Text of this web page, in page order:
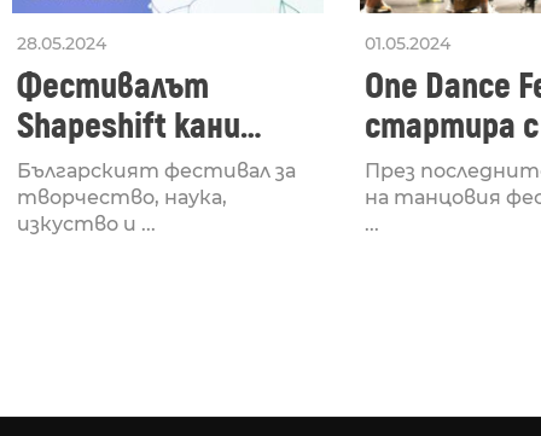
28.05.2024
Фестивалът
Shapeshift кани
Fabrizio Mammarella
за откриването си
Българският фестивал за
творчество, наука,
изкуство и ...
01.05.2024
One Dance
стартира
Lucid,
рейв
През
на танцовия
...